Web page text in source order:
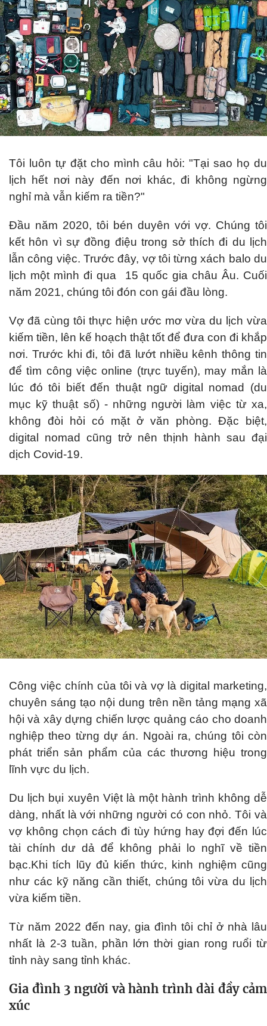
Tôi luôn tự đặt cho mình câu hỏi: "Tại sao họ du
lịch hết nơi này đến nơi khác, đi không ngừng
nghỉ mà vẫn kiếm ra tiền?"
Đầu năm 2020, tôi bén duyên với vợ. Chúng tôi
kết hôn vì sự đồng điệu trong sở thích đi du lịch
lẫn công việc. Trước đây, vợ tôi từng xách balo du
lịch một mình đi qua 15 quốc gia châu Âu. Cuối
năm 2021, chúng tôi đón con gái đầu lòng.
Vợ đã cùng tôi thực hiện ước mơ vừa du lịch vừa
kiếm tiền, lên kế hoạch thật tốt để đưa con đi khắp
nơi. Trước khi đi, tôi đã lướt nhiều kênh thông tin
để tìm công việc online (trực tuyến), may mắn là
lúc đó tôi biết đến thuật ngữ digital nomad (du
mục kỹ thuật số) - những người làm việc từ xa,
không đòi hỏi có mặt ở văn phòng. Đặc biệt,
digital nomad cũng trở nên thịnh hành sau đại
dịch Covid-19.
Công việc chính của tôi và vợ là digital marketing,
chuyên sáng tạo nội dung trên nền tảng mạng xã
hội và xây dựng chiến lược quảng cáo cho doanh
nghiệp theo từng dự án. Ngoài ra, chúng tôi còn
phát triển sản phẩm của các thương hiệu trong
lĩnh vực du lịch.
Du lịch bụi xuyên Việt là một hành trình không dễ
dàng, nhất là với những người có con nhỏ. Tôi và
vợ không chọn cách đi tùy hứng hay đợi đến lúc
tài chính dư dả để không phải lo nghĩ về tiền
bạc.Khi tích lũy đủ kiến thức, kinh nghiệm cũng
như các kỹ năng cần thiết, chúng tôi vừa du lịch
vừa kiếm tiền.
Từ năm 2022 đến nay, gia đình tôi chỉ ở nhà lâu
nhất là 2-3 tuần, phần lớn thời gian rong ruổi từ
tỉnh này sang tỉnh khác.
Gia đình 3 người và hành trình dài đầy cảm
xúc